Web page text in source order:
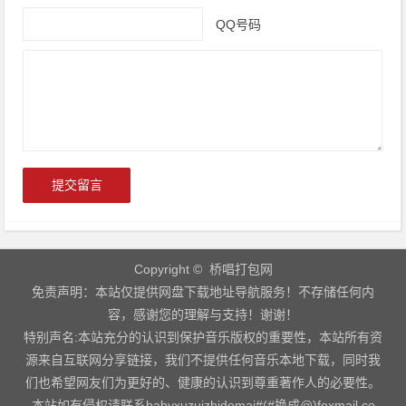
QQ号码
Copyright © 桥唱打包网
免责声明：本站仅提供网盘下载地址导航服务！不存储任何内
容，感谢您的理解与支持！谢谢！
特别声名:本站充分的认识到保护音乐版权的重要性，本站所有资
源来自互联网分享链接，我们不提供任何音乐本地下载，同时我
们也希望网友们为更好的、健康的认识到尊重著作人的必要性。